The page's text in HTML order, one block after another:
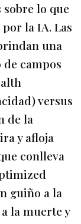
lo que
la IA. Las
una
campos
versus
de la
y afloja
conlleva
guiño a la
la muerte y